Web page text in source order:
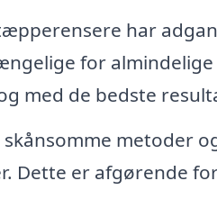
har
for almindelige
med de bedste
metoder
Dette er afgørende